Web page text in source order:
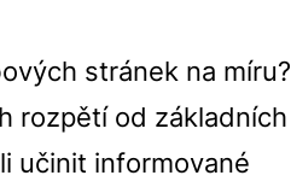
stránek na míru?
rozpětí od základních
učinit informované